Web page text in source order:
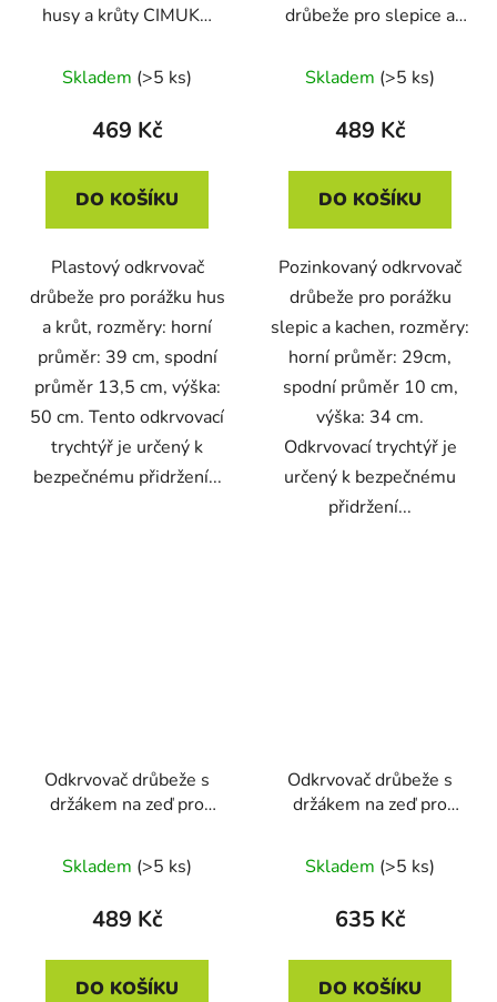
husy a krůty CIMUKA
Skladem (>5 ks)
469 Kč
DO KOŠÍKU
Plastový odkrvovač
drůbeže pro porážku hus
a krůt, rozměry: horní
průměr: 39 cm, spodní
průměr 13,5 cm, výška:
50 cm. Tento odkrvovací
trychtýř je určený k
bezpečnému přidržení...
drůbeže pro slepice a
Skladem (>5 ks)
489 Kč
DO KOŠÍKU
Pozinkovaný odkrvovač
drůbeže pro porážku
slepic a kachen, rozměry:
horní průměr: 29cm,
spodní průměr 10 cm,
výška: 34 cm.
Odkrvovací trychtýř je
určený k bezpečnému
přidržení...
Odkrvovač drůbeže s
držákem na zeď pro
CIMUKA HNG01-
CN03C
Skladem (>5 ks)
489 Kč
DO KOŠÍKU
Odkrvovač drůbeže s
držákem na zeď pro
HNG01-CN04T
Skladem (>5 ks)
635 Kč
DO KOŠÍKU